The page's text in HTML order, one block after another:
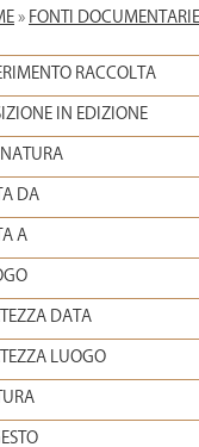
» FONTI DOCUMENTARIE
RACCOLTA
IN EDIZIONE
DA
A
DATA
LUOGO